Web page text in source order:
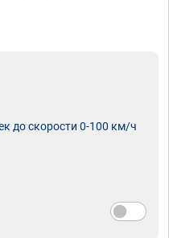
до скорости 0-100 км/ч